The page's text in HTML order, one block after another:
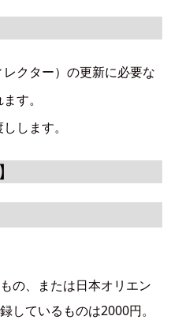
クター）の更新に必要な
す。
します。
の、または日本オリエン
しているものは2000円。